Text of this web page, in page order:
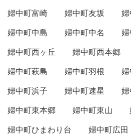
婦中町富崎
婦中町友坂
婦中町中島
婦中町中名
婦中町西ヶ丘
婦中町西本郷
婦中町萩島
婦中町羽根
婦中町浜子
婦中町速星
婦中町東本郷
婦中町東山
婦中町ひまわり台
婦中町広田